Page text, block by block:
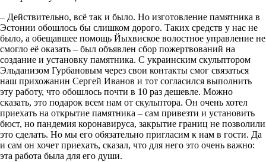
– Действительно, всё так и было. Но изготовление памятника в
Эстонии обошлось бы слишком дорого. Таких средств у нас не
было, а обещавшее помощь Йыхвиское волостное управление не
смогло её оказать – был объявлен сбор пожертвований на
создание и установку памятника. С украинским скульптором
Эльданизом Гурбановым через свои контакты смог связаться
наш прихожанин Сергей Иванов и тот согласился выполнить
эту работу, что обошлось почти в 10 раз дешевле. Можно
сказать, это подарок всем нам от скульптора. Он очень хотел
приехать на открытие памятника – сам привезти и установить
бюст, но пандемия коронавируса, закрытие границ не позволили
это сделать. Но мы его обязательно пригласим к нам в гости. Да
и сам он хочет приехать, сказал, что для него это очень важно:
эта работа была для его души.